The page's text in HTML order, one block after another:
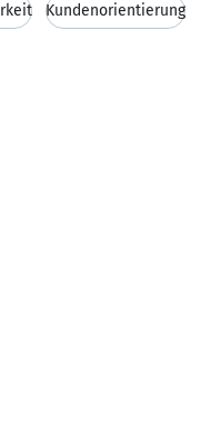
Kundenorientierung